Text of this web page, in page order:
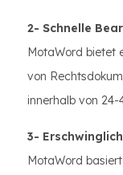
2- Schnelle
MotaWord bietet
von
innerhalb von 24-
3-
MotaWord